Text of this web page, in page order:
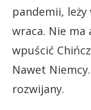
pandemii,
wraca. Nie ma
wpuścić
Nawet
rozwijany.